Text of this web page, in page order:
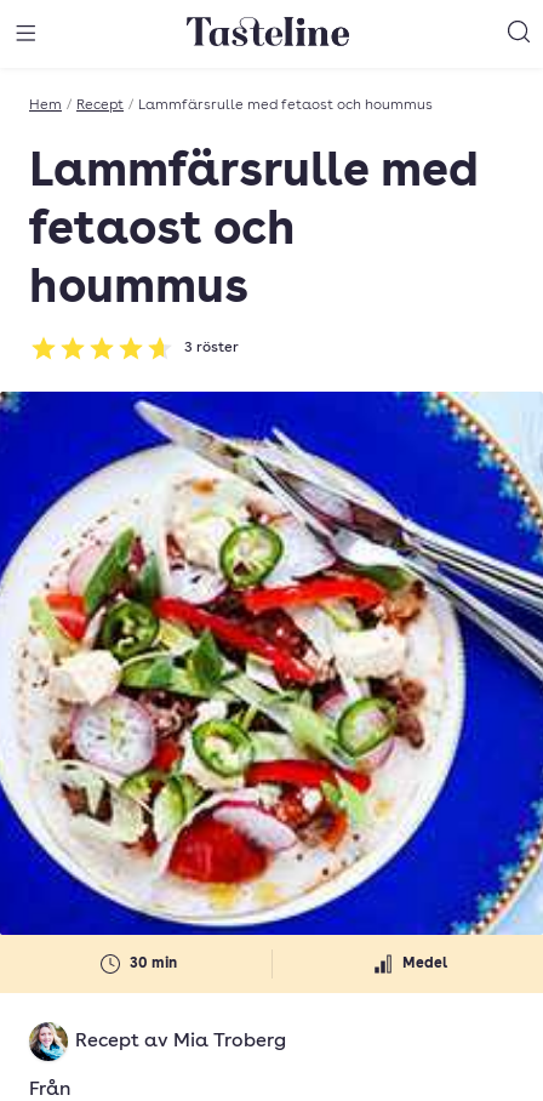
Till Tastelines startsida
Hem / Recept / Lammfärsrulle med fetaost och hoummus
Lammfärsrulle med
fetaost och
hoummus
Betyg: 4.67 av 5
3 röster
30 min Medel
Recept av Mia Troberg
Från